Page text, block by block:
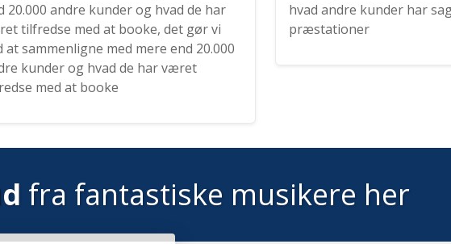
20.000 andre kunder og hvad de har
tilfredse med at booke, det gør vi
at sammenligne med mere end 20.000
kunder og hvad de har været
med at booke
hvad andre kunder har
præstationer
fra fantastiske musikere her